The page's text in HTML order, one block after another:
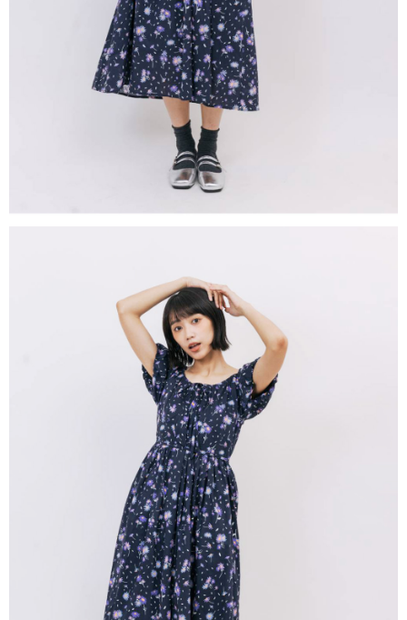
https://aftee.tw/terms/#terms3
３．未成年的使用者請事先徵得法定代理人或監護人之同意方可使用
「AFTEE先享後付」，若未經同意申辦者引起之損失，本公司不負相關責
４．使用「AFTEE先享後付」時，將依據個別帳號之用戶狀況，依本公司即
時審查核予不同之上限額度；若仍有額度不足之情形，本公司將視審查結果
５．嚴禁一人註冊多個帳號或使用他人資訊註冊。若發現惡意使用之情形，
恩沛科技股份有限公司將有權停止該用戶之使用額度並採取法律行動。